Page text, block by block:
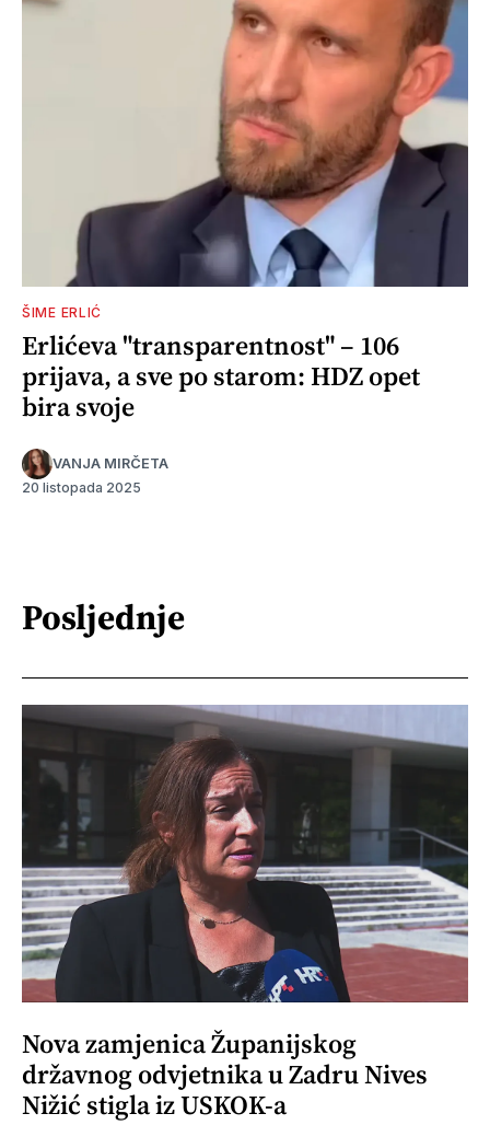
ŠIME ERLIĆ
Erlićeva "transparentnost" – 106
prijava, a sve po starom: HDZ opet
bira svoje
VANJA MIRČETA
20 listopada 2025
Posljednje
Nova zamjenica Županijskog
državnog odvjetnika u Zadru Nives
Nižić stigla iz USKOK-a